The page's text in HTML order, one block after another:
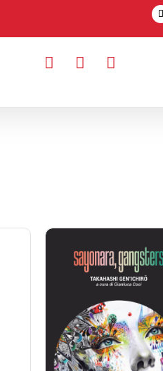
  